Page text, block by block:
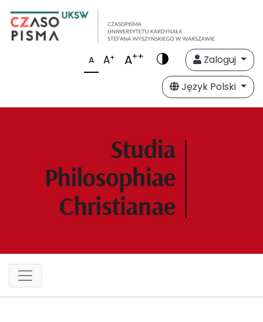
A A+ A++
Zaloguj
Język Polski